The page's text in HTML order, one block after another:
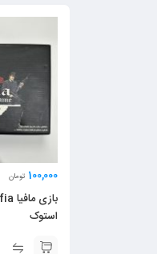
100,000 تومان
استوک